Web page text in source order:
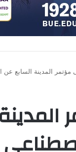
مؤتمر المدينة السابع عن